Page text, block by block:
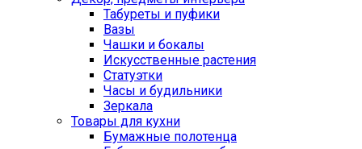
Табуреты и пуфики
Вазы
Чашки и бокалы
Искусственные растения
Статуэтки
Часы и будильники
Зеркала
Товары для кухни
Бумажные полотенца